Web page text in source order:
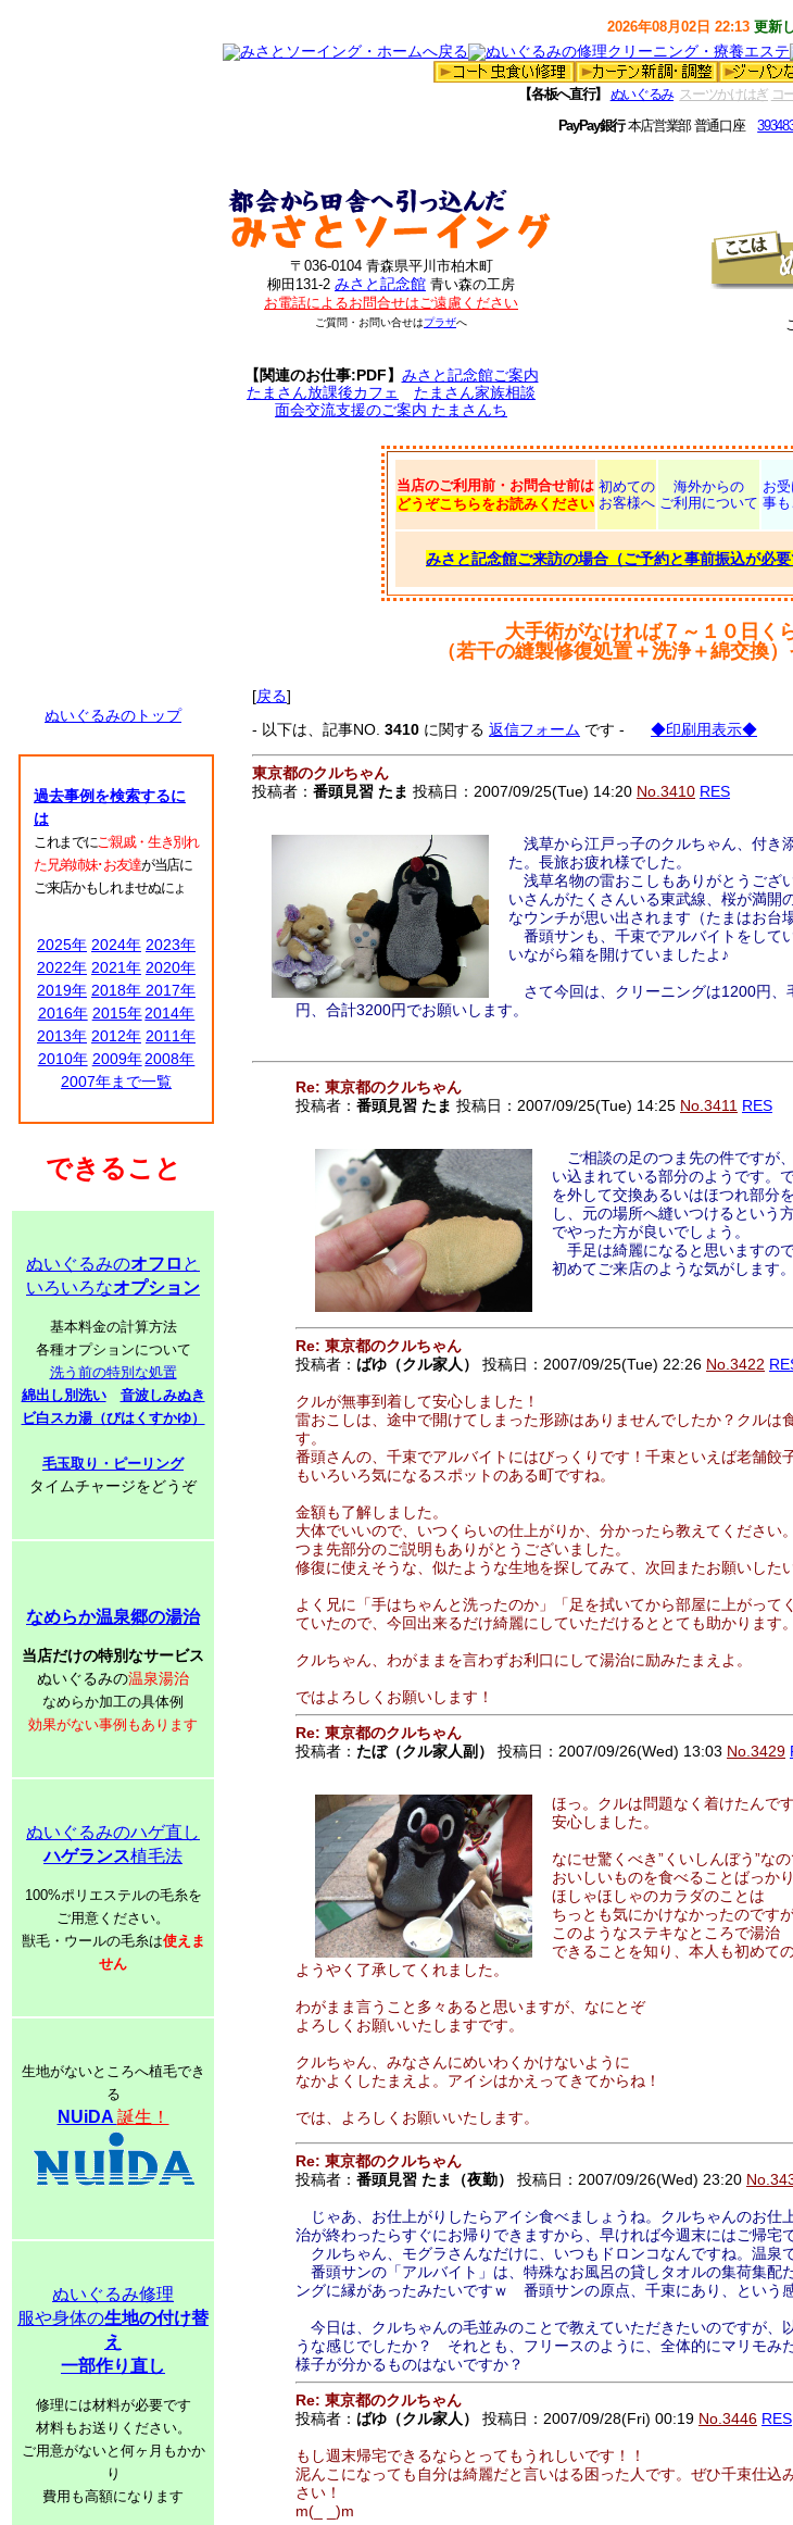
2026年08月02日 22:13 更新
【各板へ直行】 ぬいぐるみ スーツかけはぎ コ
PayPay銀行本店営業部 普通口座
〒036-0104 青森県平川市柏木町
柳田131-2 みさと記念館 青い森の工房
お電話によるお問合せはご遠慮ください
ご質問・お問い合せはプラザへ
【関連のお仕事:PDF】 みさと記念館ご案内
たまさん放課後カフェ
たまさん家族相談
面会交流支援のご案内 たまさんち
当店のご利用前・お問合せ前は
どうぞこちらをお読みください
初めての
お客様へ
海外からの
ご利用について
お
事
みさと記念館ご来訪の場合（ご予約と事前振込が必要
大手術がなければ７～１０日く
（若干の縫製修復処置＋洗浄＋綿交換
ぬいぐるみのトップ
過去事例を検索するに
は
これまでにご親戚・生き別れ
た兄弟姉妹･お友達が当店に
ご来店かもしれませぬにょ
2025年 2024年 2023年
2022年 2021年 2020年
2019年 2018年 2017年
2016年 2015年 2014年
2013年 2012年 2011年
2010年 2009年 2008年
2007年まで一覧
できること
ぬいぐるみのオフロ と
いろいろなオプション
基本料金の計算方法
各種オプションについて
洗う前の特別な処置
綿出し別洗い
音波しみぬき
ビ白スカ湯（びはくすかゆ）
毛玉取り・ピーリング
タイムチャージをどうぞ
なめらか温泉郷の湯治
当店だけの特別なサービス
ぬいぐるみの温泉湯治
なめらか加工の具体例
効果がない事例もあります
ぬいぐるみのハゲ直し
ハゲランス植毛法
100%ポリエステルの毛糸を
ご用意ください。
獣毛・ウールの毛糸は使えま
せん
生地がないところへ植毛でき
る
NUiDA 誕生！
ぬいぐるみ修理
服や身体の生地の付け替
え
一部作り直し
修理には材料が必要です
材料もお送りください。
ご用意がないと何ヶ月もかか
り
費用も高額になります
[戻る]
- 以下は、記事NO. 3410 に関する 返信フォーム です - ◆印刷用表示◆
東京都のクルちゃん
投稿者： 番頭見習 たま 投稿日：2007/09/25(Tue) 14:20 No.3410 RES
浅草から江戸っ子のクルちゃん、付き
た。長旅お疲れ様でした。
浅草名物の雷おこしもありがとうござ
いさんがたくさんいる東武線、桜が満開
なウンチが思い出されます（たまはお台
番頭サンも、千束でアルバイトをして
いながら箱を開けていましたよ♪
さて今回は、クリーニングは1200円、
円、合計3200円でお願いします。
Re: 東京都のクルちゃん
投稿者： 番頭見習 たま 投稿日：2007/09/25(Tue) 14:25 No.3411 RES
ご相談の足のつま先の件ですが
い込まれている部分のようです。
を外して交換あるいはほつれ部分
し、元の場所へ縫いつけるという
でやった方が良いでしょう。
手足は綺麗になると思いますの
初めてご来店のような気がします。
Re: 東京都のクルちゃん
投稿者： ばゆ（クル家人） 投稿日：2007/09/25(Tue) 22:26 No.3422
クルが無事到着して安心しました！
雷おこしは、途中で開けてしまった形跡はありませんでしたか？クルは
す。
番頭さんの、千束でアルバイトにはびっくりです！千束といえば老舗餃
もいろいろ気になるスポットのある町ですね。
金額も了解しました。
大体でいいので、いつくらいの仕上がりか、分かったら教えてください。
つま先部分のご説明もありがとうございました。
修復に使えそうな、似たような生地を探してみて、次回またお願いした
よく兄に「手はちゃんと洗ったのか」「足を拭いてから部屋に上がって
ていたので、今回出来るだけ綺麗にしていただけるととても助かります。
クルちゃん、わがままを言わずお利口にして湯治に励みたまえよ。
ではよろしくお願いします！
Re: 東京都のクルちゃん
投稿者： たぼ（クル家人副） 投稿日：2007/09/26(Wed) 13:03 No.3429
ほっ。クルは問題なく着けたんです
安心しました。
なにせ驚くべき”くいしんぼう”な
おいしいものを食べることばっか
ほしゃほしゃのカラダのことは
ちっとも気にかけなかったのです
このようなステキなところで湯治
できることを知り、本人も初めて
ようやく了承してくれました。
わがまま言うこと多々あると思いますが、なにとぞ
よろしくお願いいたしますです。
クルちゃん、みなさんにめいわくかけないように
なかよくしたまえよ。アイシはかえってきてからね！
では、よろしくお願いいたします。
Re: 東京都のクルちゃん
投稿者： 番頭見習 たま（夜勤） 投稿日：2007/09/26(Wed) 23:20
じゃあ、お仕上がりしたらアイシ食べましょうね。クルちゃんのお仕
治が終わったらすぐにお帰りできますから、早ければ今週末にはご帰宅で
クルちゃん、モグラさんなだけに、いつもドロンコなんですね。温泉
番頭サンの「アルバイト」は、特殊なお風呂の貸しタオルの集荷集配
ングに縁があったみたいですｗ 番頭サンの原点、千束にあり、という
今日は、クルちゃんの毛並みのことで教えていただきたいのですが、
うな感じでしたか？ それとも、フリースのように、全体的にマリモみ
様子が分かるものはないですか？
Re: 東京都のクルちゃん
投稿者： ばゆ（クル家人） 投稿日：2007/09/28(Fri) 00:19 No.3446 RES
もし週末帰宅できるならとってもうれしいです！！
泥んこになっても自分は綺麗だと言いはる困った人です。ぜひ千束仕込
さい！
m(_ _)m